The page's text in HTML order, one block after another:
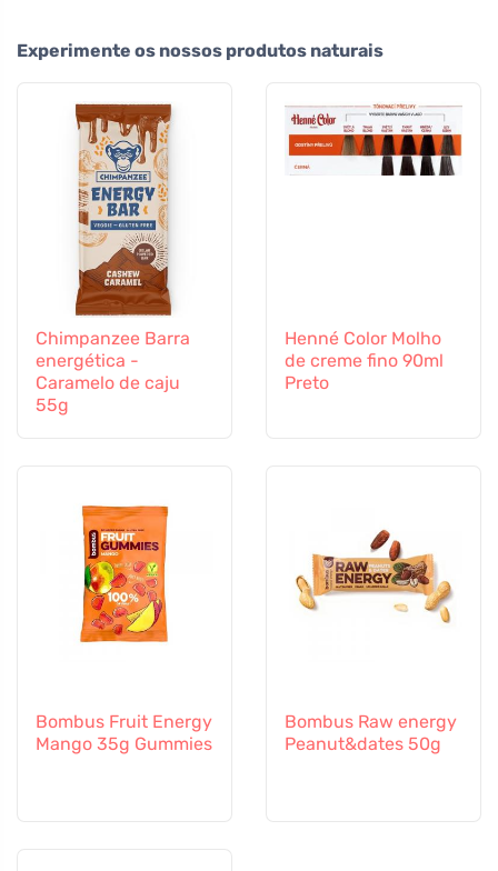
Experimente os nossos produtos naturais
Chimpanzee Barra
energética -
Caramelo de caju
55g
Henné Color Molho
de creme fino 90ml
Preto
Bombus Fruit Energy
Mango 35g Gummies
Bombus Raw energy
Peanut&dates 50g